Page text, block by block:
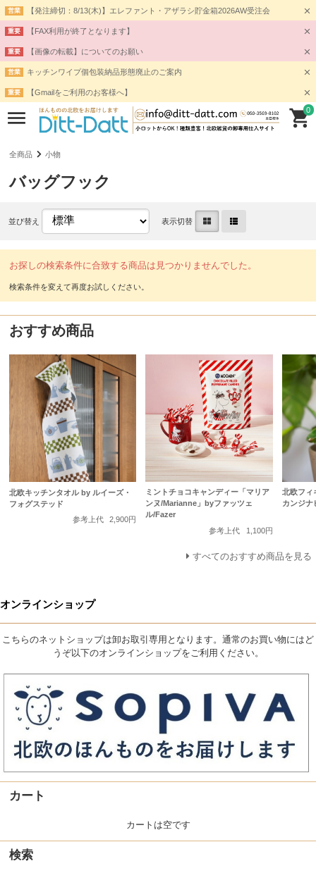
営業 【発注締切：8/13(木)】エレファント・アザラシ貯金箱2026AW受注会
重要 【FAX利用が終了となります】
重要 【画像の転載】についてのお願い
営業 キッチンワイプ個包装納品形態廃止のご案内
重要 【Gmailをご利用のお客様へ】
0
全商品 小物
バッグフック
並び替え 表示切替
お探しの検索条件に合致する商品は見つかりませんでした。
おすすめ商品
北欧キッチンタオル by ルイーズ・
フォグステッド
参考上代
2,900円
ミントチョコキャンディー「マリア
ンヌ/Marianne」byファッツェ
ル/Fazer
参考上代
1,100円
北欧フィ
カンジナ
すべてのおすすめ商品を見る
オンラインショップ
こちらのネットショップは卸お取引専用となります。通常のお買い物にはど
うぞ以下のオンラインショップをご利用ください。
カート
カートは空です
検索